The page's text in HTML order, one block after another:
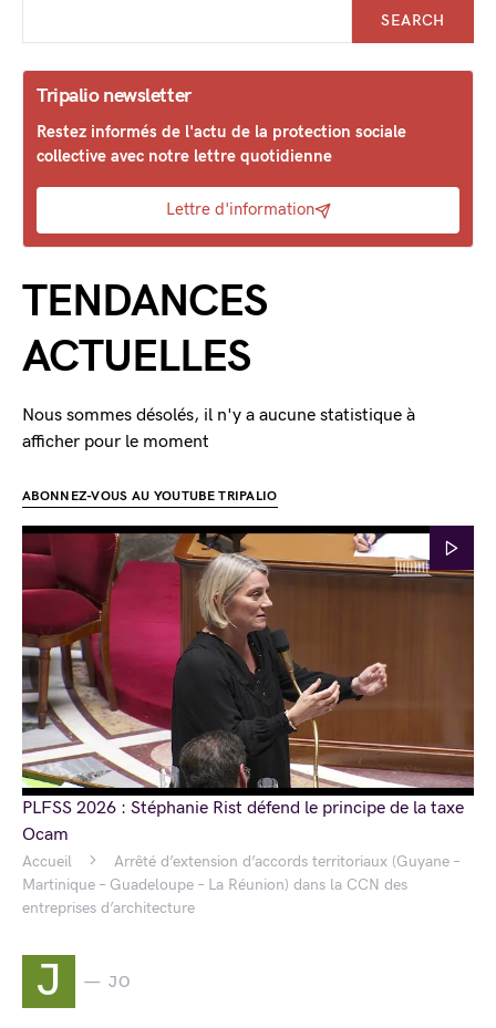
Accueil
Arrêté d’extension d’accords territoriaux (Guyane –
Martinique – Guadeloupe – La Réunion) dans la CCN des
entreprises d’architecture
J JO
SEARCH
Tripalio newsletter
Restez informés de l'actu de la protection sociale
collective avec notre lettre quotidienne
Lettre d'information
TENDANCES
ACTUELLES
Nous sommes désolés, il n'y a aucune statistique à
afficher pour le moment
ABONNEZ-VOUS AU YOUTUBE TRIPALIO
PLFSS 2026 : Stéphanie Rist défend le principe de la taxe
Ocam